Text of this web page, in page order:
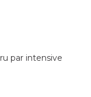
par intensive